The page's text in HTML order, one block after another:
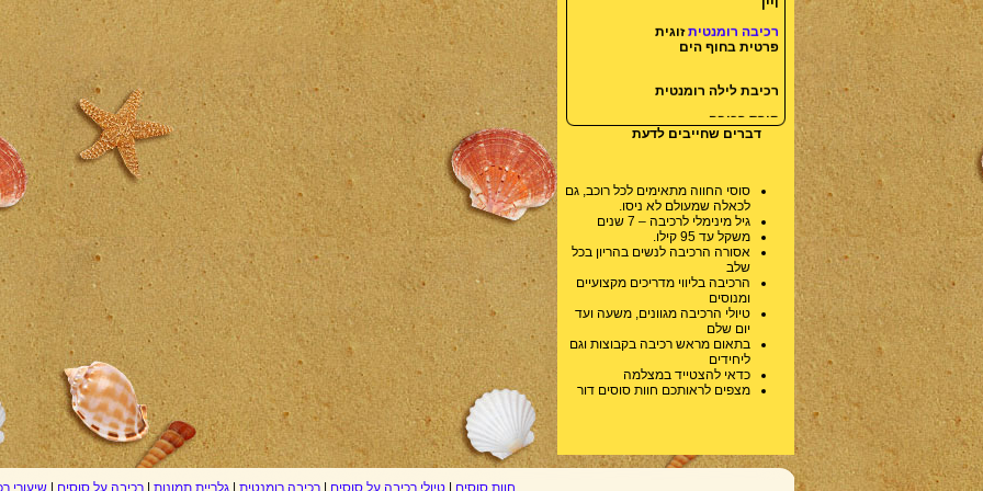
פרטית בחוף הים
חוות סוסים
חוות רכיבה על סוסים
סוסים
חוות סוסים בכרמל
דברים שחייבים לדעת
סוסי החווה מתאימים לכל רוכב, גם
לכאלה שמעולם לא ניסו.
גיל מינימלי לרכיבה – 7 שנים
משקל עד 95 קילו.
אסורה הרכיבה לנשים בהריון בכל
שלב
הרכיבה בליווי מדריכים מקצועיים
ומנוסים
טיולי הרכיבה מגוונים, משעה ועד
יום שלם
בתאום מראש רכיבה בקבוצות וגם
ליחידים
כדאי להצטייד במצלמה
מצפים לראותכם חוות סוסים דור
חוות סוסים |טיולי רכיבה על סוסים |רכיבה רומנטית |גלריית תמונות |רכיבה על סוסים |שיעורי